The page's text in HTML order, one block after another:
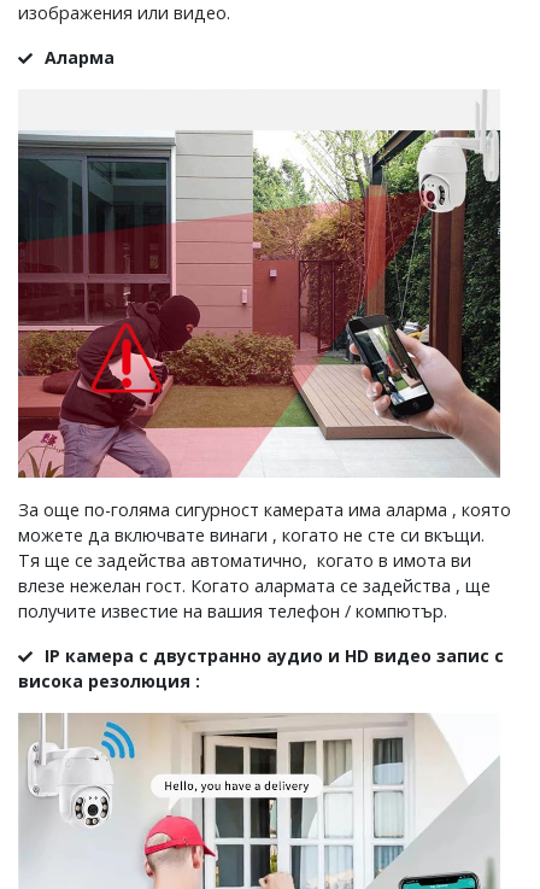
изображения или видео.
Аларма
За още по-голяма сигурност камерата има аларма , която
можете да включвате винаги , когато не сте си вкъщи.
Тя ще се задейства автоматично, когато в имота ви
влезе нежелан гост. Когато алармата се задейства , ще
получите известие на вашия телефон / компютър.
IP камера с двустранно аудио и HD видео запис с
висока резолюция :